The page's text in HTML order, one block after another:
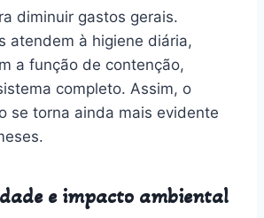
diminuir gastos gerais.
atendem à higiene diária,
a função de contenção,
completo. Assim, o
se torna ainda mais evidente
e impacto ambiental